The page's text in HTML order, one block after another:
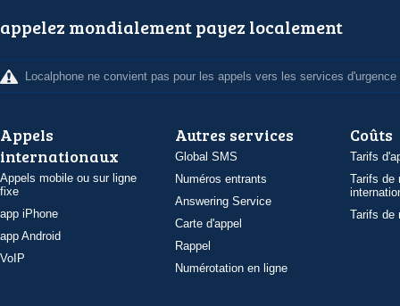
appelez mondialement payez localement
Localphone ne convient pas pour les appels vers les services d'urgence
Appels
internationaux
Appels mobile ou sur ligne
fixe
app iPhone
app Android
VoIP
Autres services
Global SMS
Numéros entrants
Answering Service
Carte d'appel
Rappel
Numérotation en ligne
Coûts
Tarifs
Tarifs de
Tarifs de